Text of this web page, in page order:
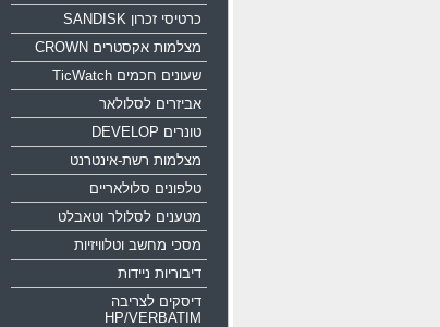
כרטיסי זכרון SANDISK
מצלמות אקסטרים CROWN
שעונים חכמים TicWatch
אביזרים לסלולאר
טונרים DEVELOP
מצלמות רשת-אינטרנט
טלפונים סלולאריים
מטענים לסלולר וטאבלט
מסכי מחשב וטלוויזיות
דיבוריות ניידות
דיסקים לצריבה
HP/VERBATIM